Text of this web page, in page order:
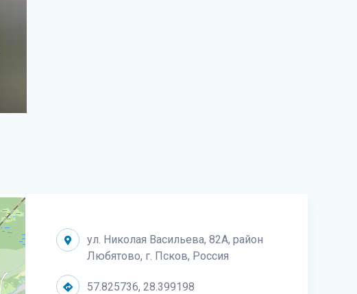
ул. Николая Васильева, 82А, район
Любятово, г. Псков, Россия
57.825736, 28.399198